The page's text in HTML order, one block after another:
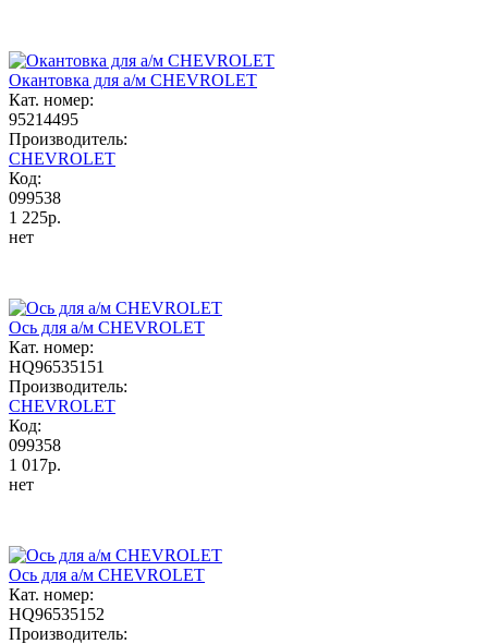
Окантовка для а/м CHEVROLET
Кат. номер:
95214495
Производитель:
CHEVROLET
Код:
099538
1 225р.
нет
Ось для а/м CHEVROLET
Кат. номер:
HQ96535151
Производитель:
CHEVROLET
Код:
099358
1 017р.
нет
Ось для а/м CHEVROLET
Кат. номер:
HQ96535152
Производитель: